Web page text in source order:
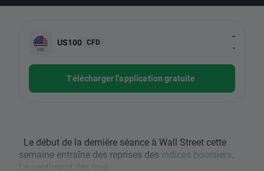
US100 CFD
-
-
Télécharger l'application gratuite
Le début de la dernière séance à Wall Street cette
semaine entraîne des reprises des indices boursiers